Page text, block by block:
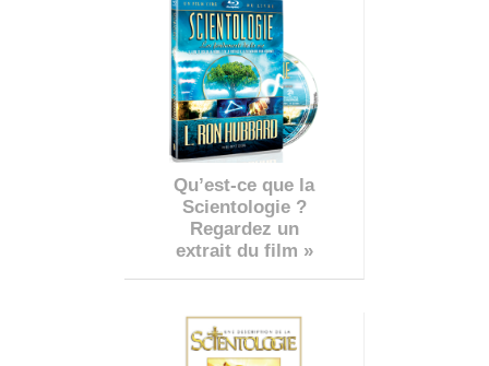
Qu’est-ce que la
Scientologie ?
Regardez un
extrait du film »